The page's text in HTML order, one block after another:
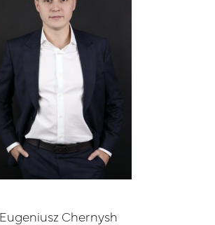
Eugeniusz Chernysh